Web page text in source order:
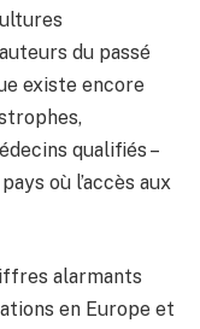
du passé
existe encore
qualifiés –
où l’accès aux
alarmants
en Europe et